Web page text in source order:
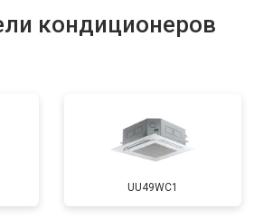
кондиционеров
UU49WC1